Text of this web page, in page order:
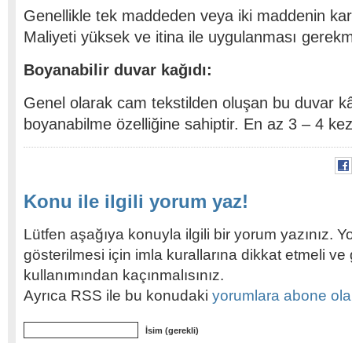
Genellikle tek maddeden veya iki maddenin
Maliyeti yüksek ve itina ile uygulanması
Boyanabilir duvar kağıdı:
Genel olarak cam tekstilden oluşan bu duvar
boyanabilme özelliğine sahiptir. En az 3 – 4
Konu ile ilgili yorum yaz!
Lütfen aşağıya konuyla ilgili bir yorum yazınız.
gösterilmesi için imla kurallarına dikkat etmeli
kullanımından kaçınmalısınız.
Ayrıca RSS ile bu konudaki yorumlara abone
İsim (gerekli)